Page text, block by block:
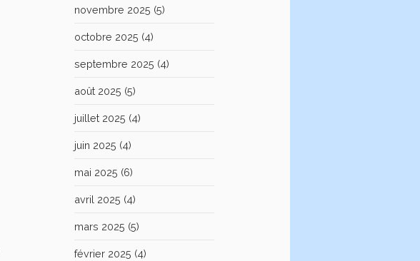
novembre 2025 (5)
octobre 2025 (4)
septembre 2025 (4)
août 2025 (5)
juillet 2025 (4)
juin 2025 (4)
mai 2025 (6)
avril 2025 (4)
mars 2025 (5)
février 2025 (4)